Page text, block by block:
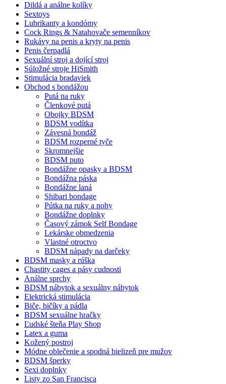
Dildá a análne kolíky
Sextoys
Lubrikanty a kondómy
Cock Rings & Natahovače semenníkov
Rukávy na penis a kryty na penis
Penis čerpadlá
Sexuální stroj a dojící stroj
Súložné stroje HiSmith
Stimulácia bradaviek
Obchod s bondážou
Putá na ruky
Členkové putá
Obojky BDSM
BDSM vodítka
Závesná bondáž
BDSM rozperné tyče
Skromnejšie
BDSM puto
Bondážne opasky a BDSM
Bondážna páska
Bondážne laná
Shibari bondage
Pútka na ruky a nohy
Bondážne doplnky
Časový zámok Self Bondage
Lekárske obmedzenia
Vlastné otroctvo
BDSM nápady na darčeky
BDSM masky a rúška
Chastity cages a pásy cudnosti
Análne sprchy
BDSM nábytok a sexuálny nábytok
Elektrická stimulácia
Biče, bičíky a pádla
BDSM sexuálne hračky
Ľudské šteňa Play Shop
Latex a guma
Kožený postroj
Módne oblečenie a spodná bielizeň pre mužov
BDSM šperky
Sexi doplnky
Listy zo San Francisca